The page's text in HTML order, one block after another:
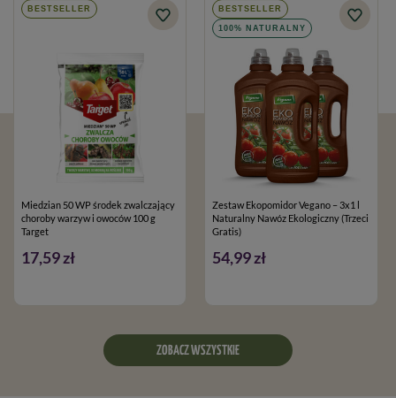
BESTSELLER
Miedzian 50 WP środek zwalczający
choroby warzyw i owoców 100 g
Target
17,59 zł
BESTSELLER
100% NATURALNY
Zestaw Ekopomidor Vegano – 3x1 l
Naturalny Nawóz Ekologiczny (Trzeci
Gratis)
54,99 zł
ZOBACZ WSZYSTKIE